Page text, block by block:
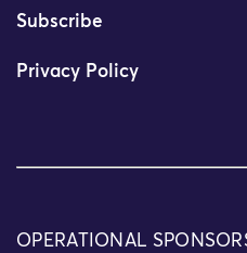
Subscribe
Privacy Policy
OPERATIONAL